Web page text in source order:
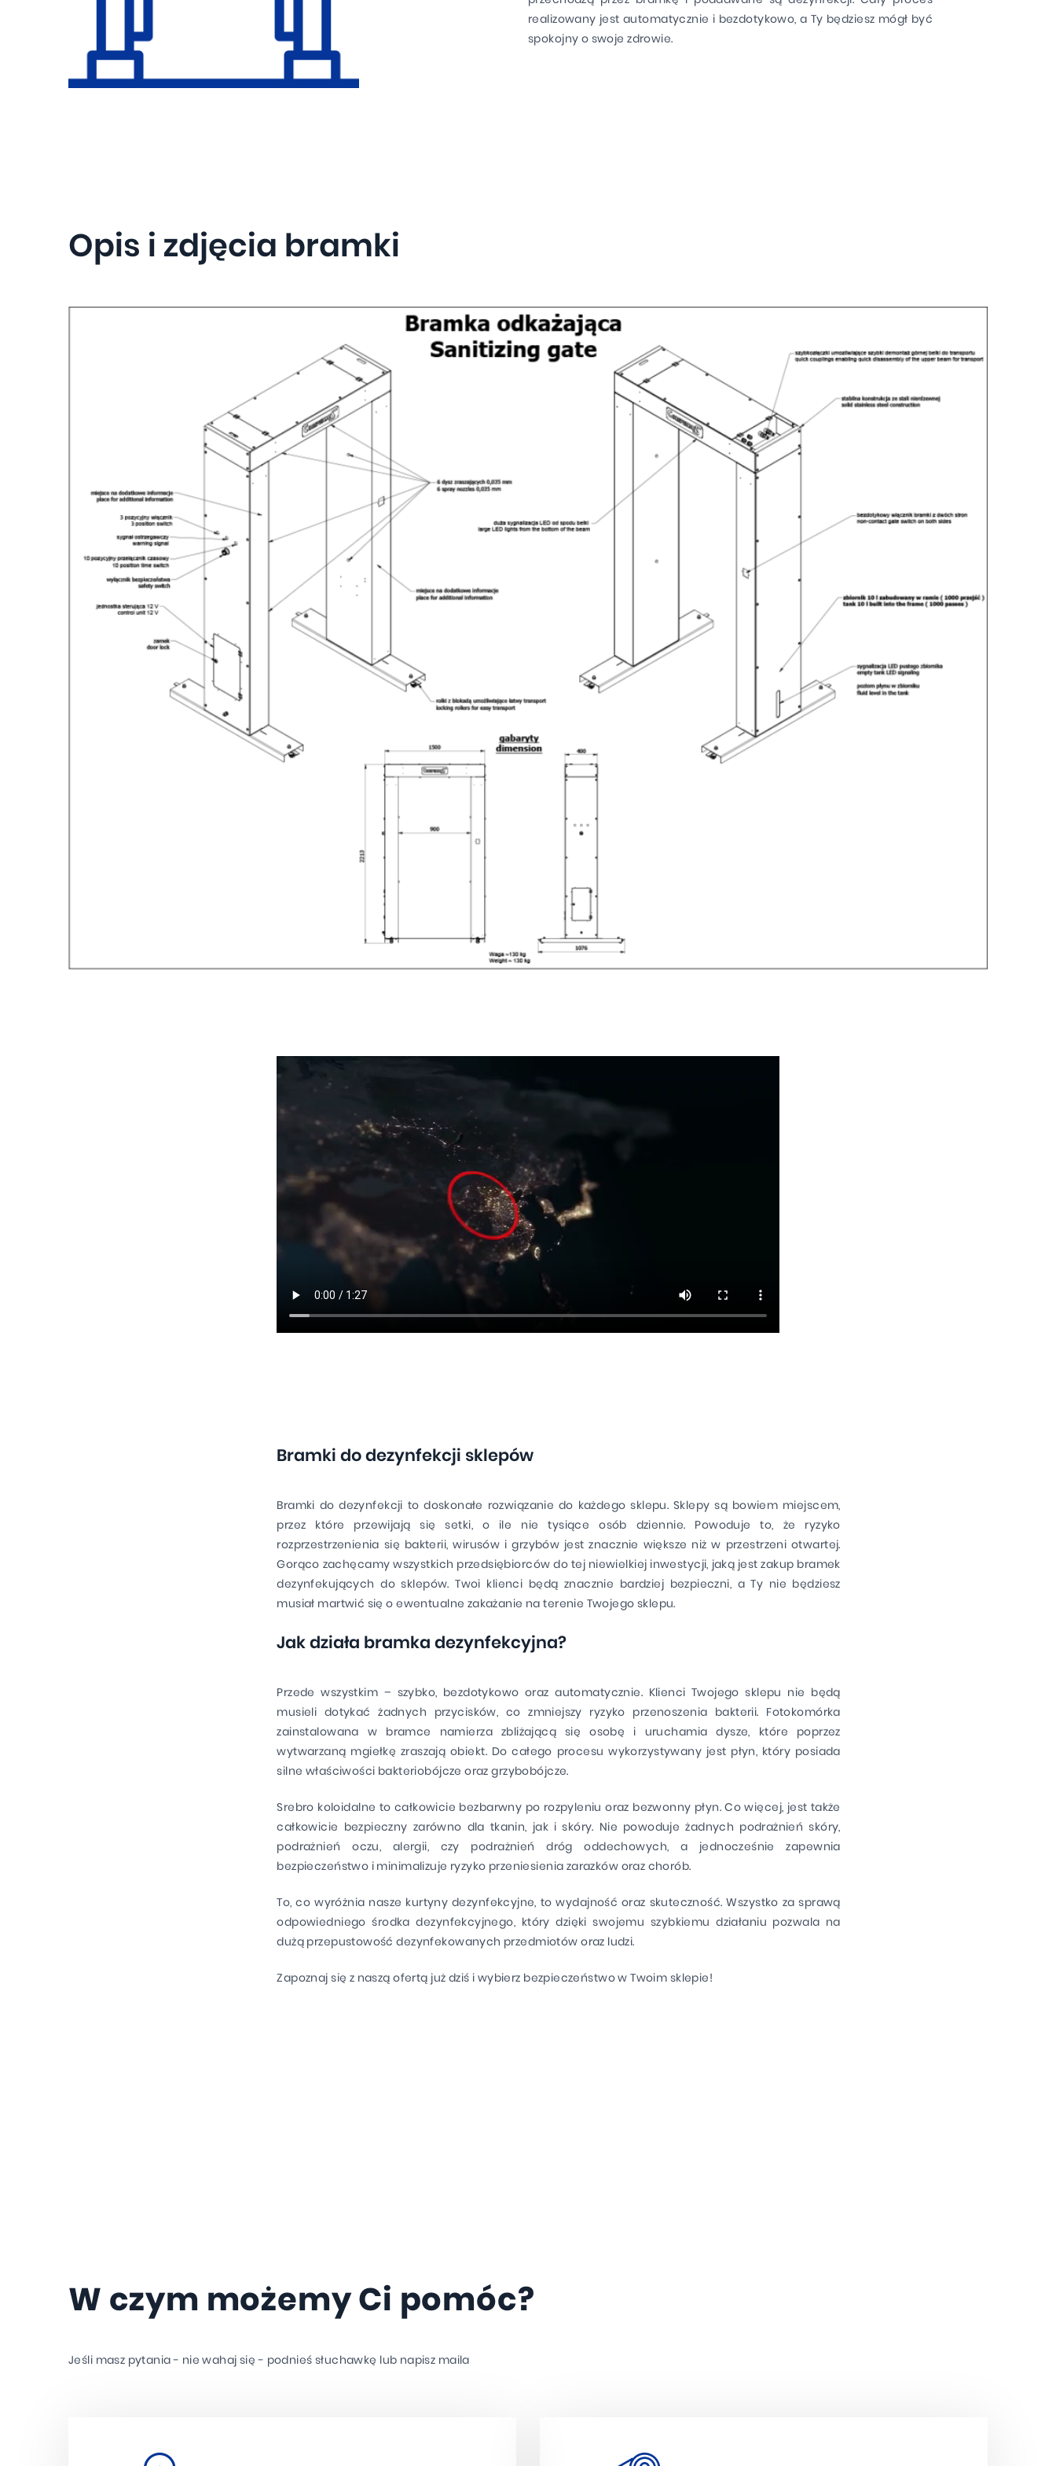
realizowany jest automatycznie i bezdotykowo, a Ty będziesz mógł być
spokojny o swoje zdrowie.
Opis i zdjęcia bramki
Bramki do dezynfekcji sklepów
Bramki do dezynfekcji to doskonałe rozwiązanie do każdego sklepu. Sklepy są bowiem miejscem,
przez które przewijają się setki, o ile nie tysiące osób dziennie. Powoduje to, że ryzyko
rozprzestrzenienia się bakterii, wirusów i grzybów jest znacznie większe niż w przestrzeni otwartej.
Gorąco zachęcamy wszystkich przedsiębiorców do tej niewielkiej inwestycji, jaką jest zakup bramek
dezynfekujących do sklepów. Twoi klienci będą znacznie bardziej bezpieczni, a Ty nie będziesz
musiał martwić się o ewentualne zakażanie na terenie Twojego sklepu.
Jak działa bramka dezynfekcyjna?
Przede wszystkim – szybko, bezdotykowo oraz automatycznie. Klienci Twojego sklepu nie będą
musieli dotykać żadnych przycisków, co zmniejszy ryzyko przenoszenia bakterii. Fotokomórka
zainstalowana w bramce namierza zbliżającą się osobę i uruchamia dysze, które poprzez
wytwarzaną mgiełkę zraszają obiekt. Do całego procesu wykorzystywany jest płyn, który posiada
silne właściwości bakteriobójcze oraz grzybobójcze.
Srebro koloidalne to całkowicie bezbarwny po rozpyleniu oraz bezwonny płyn. Co więcej, jest także
całkowicie bezpieczny zarówno dla tkanin, jak i skóry. Nie powoduje żadnych podrażnień skóry,
podrażnień oczu, alergii, czy podrażnień dróg oddechowych, a jednocześnie zapewnia
bezpieczeństwo i minimalizuje ryzyko przeniesienia zarazków oraz chorób.
To, co wyróżnia nasze kurtyny dezynfekcyjne, to wydajność oraz skuteczność. Wszystko za sprawą
odpowiedniego środka dezynfekcyjnego, który dzięki swojemu szybkiemu działaniu pozwala na
dużą przepustowość dezynfekowanych przedmiotów oraz ludzi.
Zapoznaj się z naszą ofertą już dziś i wybierz bezpieczeństwo w Twoim sklepie!
W czym możemy Ci pomóc?
Jeśli masz pytania - nie wahaj się - podnieś słuchawkę lub napisz maila